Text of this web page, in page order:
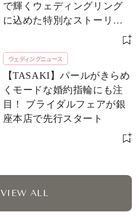
で輝くウェディングリング
に込めた特別なストーリー
とは? 【ウェディングリング
ウェディングニュース
【TASAKI】パールがきらめ
くモードな婚約指輪にも注
目！ ブライダルフェアが銀
座本店で先行スタート
VIEW ALL